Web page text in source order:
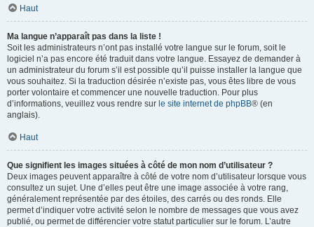
Haut
Ma langue n’apparaît pas dans la liste !
Soit les administrateurs n’ont pas installé votre langue sur le forum, soit le
logiciel n’a pas encore été traduit dans votre langue. Essayez de demander à
un administrateur du forum s’il est possible qu’il puisse installer la langue que
vous souhaitez. Si la traduction désirée n’existe pas, vous êtes libre de vous
porter volontaire et commencer une nouvelle traduction. Pour plus
d’informations, veuillez vous rendre sur le site internet de phpBB® (en
anglais).
Haut
Que signifient les images situées à côté de mon nom d’utilisateur ?
Deux images peuvent apparaître à côté de votre nom d’utilisateur lorsque vous
consultez un sujet. Une d’elles peut être une image associée à votre rang,
généralement représentée par des étoiles, des carrés ou des ronds. Elle
permet d’indiquer votre activité selon le nombre de messages que vous avez
publié, ou permet de différencier votre statut particulier sur le forum. L’autre